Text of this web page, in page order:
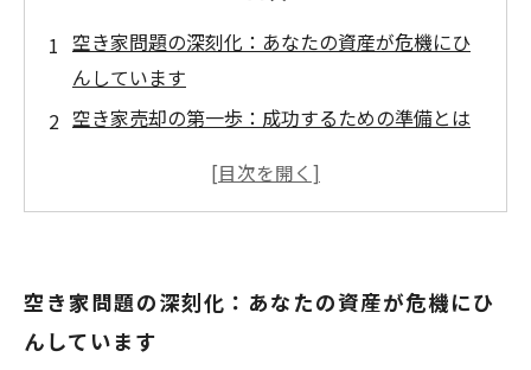
空き家問題の深刻化：あなたの資産が危機にひ
んしています
空き家売却の第一歩：成功するための準備とは
マーケティング戦略で売却を加速：買い手を引
実際の成功事例から学ぼう：空き家売却のリア
ルなストーリー
空き家問題の深刻化：あなたの資産が危機にひ
んしています